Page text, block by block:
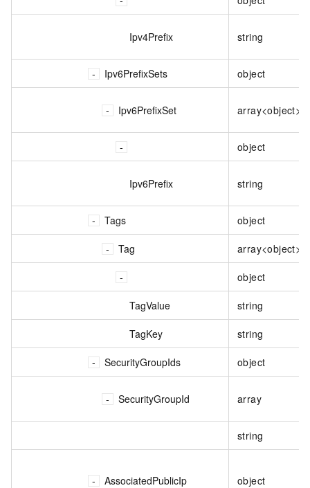
Ipv4Prefix string
Ipv6PrefixSets object
Ipv6PrefixSet array<object>
object
Ipv6Prefix string
Tags object
Tag array<object>
object
TagValue string
TagKey string
SecurityGroupIds object
SecurityGroupId array
string
AssociatedPublicIp object